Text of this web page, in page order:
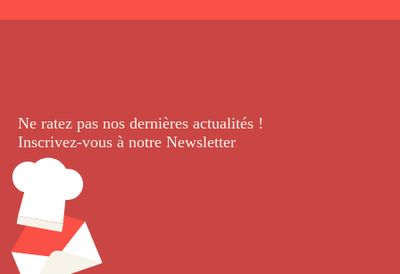
Ne ratez pas nos dernières actualités !
Inscrivez-vous à notre Newsletter.